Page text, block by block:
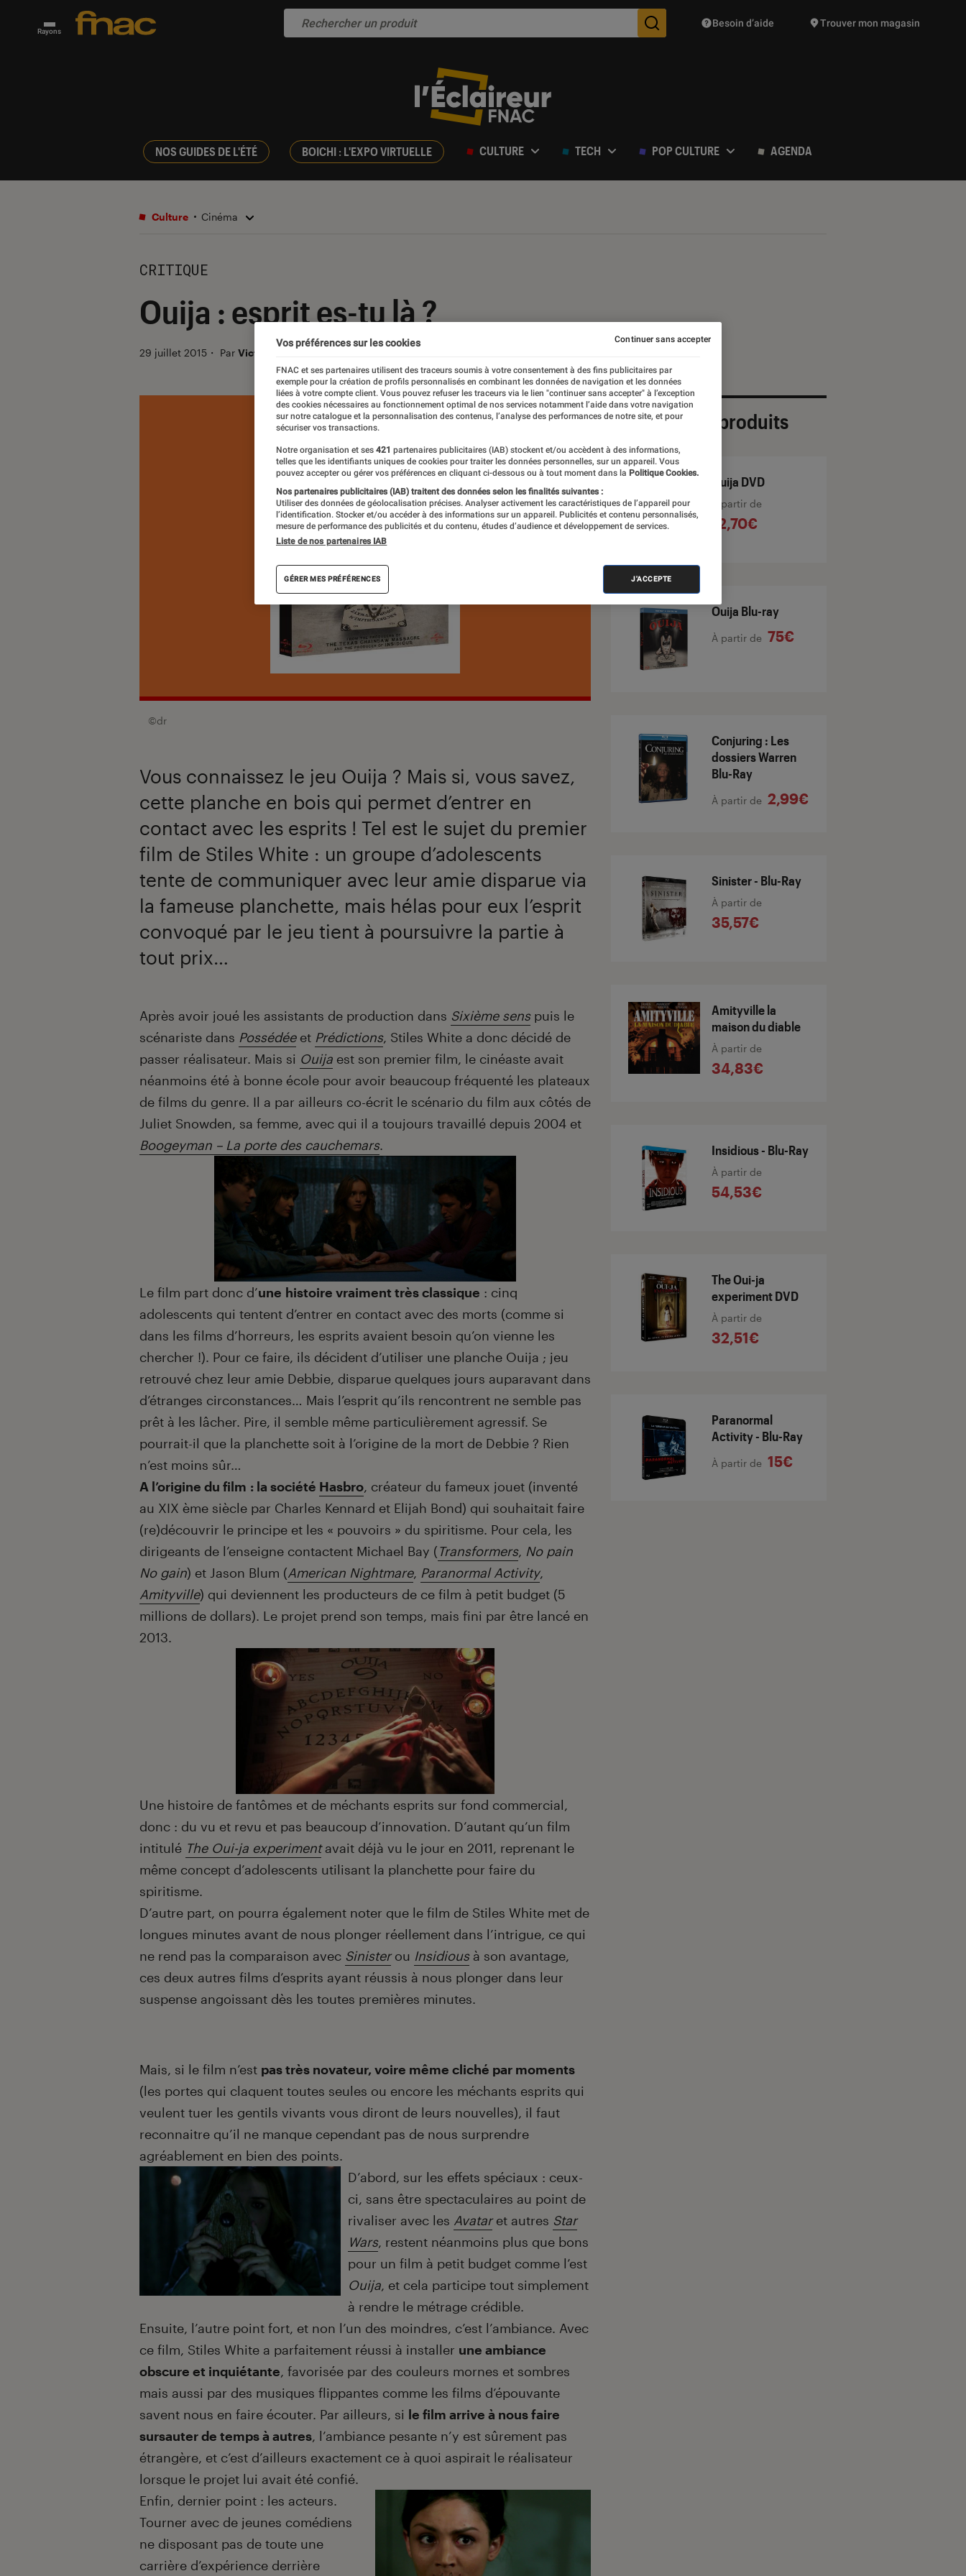
Rayons Des suggestions de produits vont vous être proposées
Besoin d’aide Trouver mon magasin
NOS GUIDES DE L'ÉTÉ BOICHI : L'EXPO VIRTUELLE CULTURE TECH POP CULTURE AGENDA
Culture Cinéma
CRITIQUE
Ouija : esprit es-tu là ?
29 juillet 2015 ・ Par Victor
©dr
Vous connaissez le jeu Ouija ? Mais si, vous savez,
cette planche en bois qui permet d’entrer en
contact avec les esprits ! Tel est le sujet du premier
film de Stiles White : un groupe d’adolescents
tente de communiquer avec leur amie disparue via
la fameuse planchette, mais hélas pour eux l’esprit
convoqué par le jeu tient à poursuivre la partie à
tout prix…
Introduction
Après avoir joué les assistants de production dans Sixième senspuis le
scénariste dans Possédéeet Prédictions, Stiles White a donc décidé de
passer réalisateur. Mais si Ouija est son premier film, le cinéaste avait
néanmoins été à bonne école pour avoir beaucoup fréquenté les plateaux
de films du genre. Il a par ailleurs co-écrit le scénario du film aux côtés de
Juliet Snowden, sa femme, avec qui il a toujours travaillé depuis 2004 et
Boogeyman – La porte des cauchemars.
Le film part donc d’une histoire vraiment très classique : cinq
adolescents qui tentent d’entrer en contact avec des morts (comme si
dans les films d’horreurs, les esprits avaient besoin qu’on vienne les
chercher !). Pour ce faire, ils décident d’utiliser une planche Ouija ; jeu
retrouvé chez leur amie Debbie, disparue quelques jours auparavant dans
d’étranges circonstances… Mais l’esprit qu’ils rencontrent ne semble pas
prêt à les lâcher. Pire, il semble même particulièrement agressif. Se
pourrait-il que la planchette soit à l’origine de la mort de Debbie ? Rien
n’est moins sûr…
A l’origine du film : la société Hasbro, créateur du fameux jouet (inventé
au XIX ème siècle par Charles Kennard et Elijah Bond) qui souhaitait faire
(re)découvrir le principe et les « pouvoirs » du spiritisme. Pour cela, les
dirigeants de l’enseigne contactent Michael Bay (Transformers, No pain
No gain) et Jason Blum (American Nightmare, Paranormal Activity,
Amityville) qui deviennent les producteurs de ce film à petit budget (5
millions de dollars). Le projet prend son temps, mais fini par être lancé en
2013.
Une histoire de fantômes et de méchants esprits sur fond commercial,
donc : du vu et revu et pas beaucoup d’innovation. D’autant qu’un film
intitulé The Oui-ja experimentavait déjà vu le jour en 2011, reprenant le
même concept d’adolescents utilisant la planchette pour faire du
spiritisme.
D’autre part, on pourra également noter que le film de Stiles White met de
longues minutes avant de nous plonger réellement dans l’intrigue, ce qui
ne rend pas la comparaison avec Sinister ou Insidiousà son avantage,
ces deux autres films d’esprits ayant réussis à nous plonger dans leur
suspense angoissant dès les toutes premières minutes.
Mais, si le film n’est pas très novateur, voire même cliché par moments
(les portes qui claquent toutes seules ou encore les méchants esprits qui
veulent tuer les gentils vivants vous diront de leurs nouvelles), il faut
reconnaitre qu’il ne manque cependant pas de nous surprendre
agréablement en bien des points.
D’abord, sur les effets spéciaux : ceux-
ci, sans être spectaculaires au point de
rivaliser avec les Avataret autres Star
Wars, restent néanmoins plus que bons
pour un film à petit budget comme l’est
Ouija, et cela participe tout simplement
à rendre le métrage crédible.
Ensuite, l’autre point fort, et non l’un des moindres, c’est l’ambiance. Avec
ce film, Stiles White a parfaitement réussi à installer une ambiance
obscure et inquiétante, favorisée par des couleurs mornes et sombres
mais aussi par des musiques flippantes comme les films d’épouvante
savent nous en faire écouter. Par ailleurs, si le film arrive à nous faire
sursauter de temps à autres, l’ambiance pesante n’y est sûrement pas
étrangère, et c’est d’ailleurs exactement ce à quoi aspirait le réalisateur
lorsque le projet lui avait été confié.
Enfin, dernier point : les acteurs.
Tourner avec de jeunes comédiens
ne disposant pas de toute une
carrière d’expérience derrière
Sélection de produits
Ouija DVD
À partir de
12,70€
Ouija Blu-ray
À partir de 75€
Conjuring : Les
dossiers Warren
Blu-Ray
À partir de 2,99€
Sinister - Blu-Ray
À partir de
35,57€
Amityville la
maison du diable
À partir de
34,83€
Insidious - Blu-Ray
À partir de
54,53€
The Oui-ja
experiment DVD
À partir de
32,51€
Paranormal
Activity - Blu-Ray
À partir de 15€
Vos préférences sur les cookies
FNAC et ses partenaires utilisent des traceurs soumis à votre consentement à des fins publicitaires par
exemple pour la création de profils personnalisés en combinant les données de navigation et les données
liées à votre compte client. Vous pouvez refuser les traceurs via le lien "continuer sans accepter" à l’exception
des cookies nécessaires au fonctionnement optimal de nos services notamment l’aide dans votre navigation
sur notre catalogue et la personnalisation des contenus, l’analyse des performances de notre site, et pour
sécuriser vos transactions.
Notre organisation et ses 421 partenaires publicitaires (IAB) stockent et/ou accèdent à des informations,
telles que les identifiants uniques de cookies pour traiter les données personnelles, sur un appareil. Vous
pouvez accepter ou gérer vos préférences en cliquant ci-dessous ou à tout moment dans la Politique Cookies.
Nos partenaires publicitaires (IAB) traitent des données selon les finalités suivantes :
Utiliser des données de géolocalisation précises. Analyser activement les caractéristiques de l’appareil pour
l’identification. Stocker et/ou accéder à des informations sur un appareil. Publicités et contenu personnalisés,
mesure de performance des publicités et du contenu, études d’audience et développement de services.
Liste de nos partenaires IAB
GÉRER MES PRÉFÉRENCES J'ACCEPTE
Continuer sans accepter